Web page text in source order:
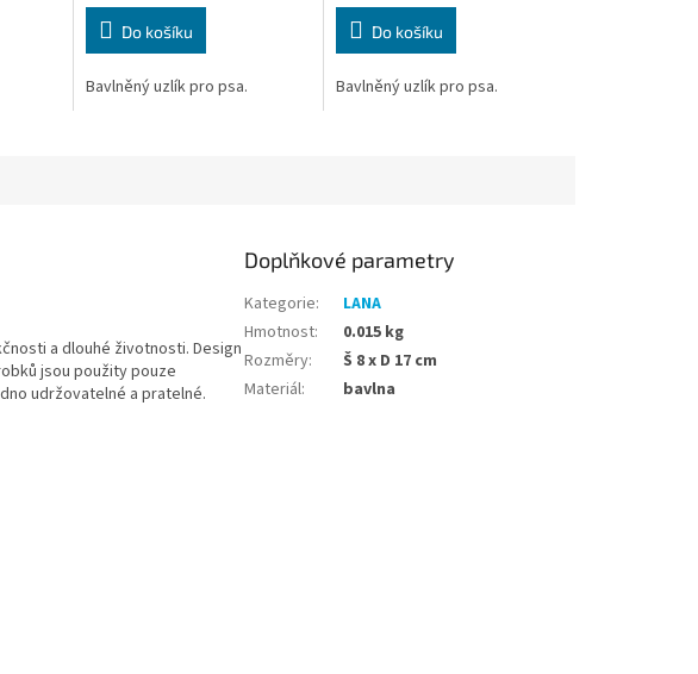
Do košíku
Bavlněný uzlík pro psa.
Do košíku
Bavlněný uzlík pro psa.
a dlouhé životnosti. Design
jsou použity pouze
udržovatelné a pratelné.
Doplňkové parametry
Kategorie:
LANA
Hmotnost:
0.015 kg
Rozměry:
Š 8 x D 17 cm
Materiál: bavlna